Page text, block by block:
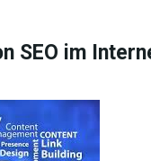
SEO im